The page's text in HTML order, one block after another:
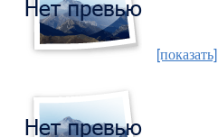
[показать]